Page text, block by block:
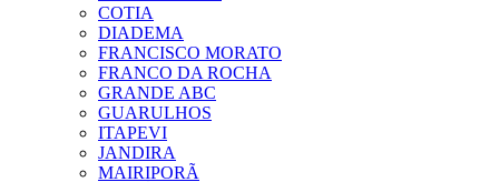
COTIA
DIADEMA
FRANCISCO MORATO
FRANCO DA ROCHA
GRANDE ABC
GUARULHOS
ITAPEVI
JANDIRA
MAIRIPORÃ